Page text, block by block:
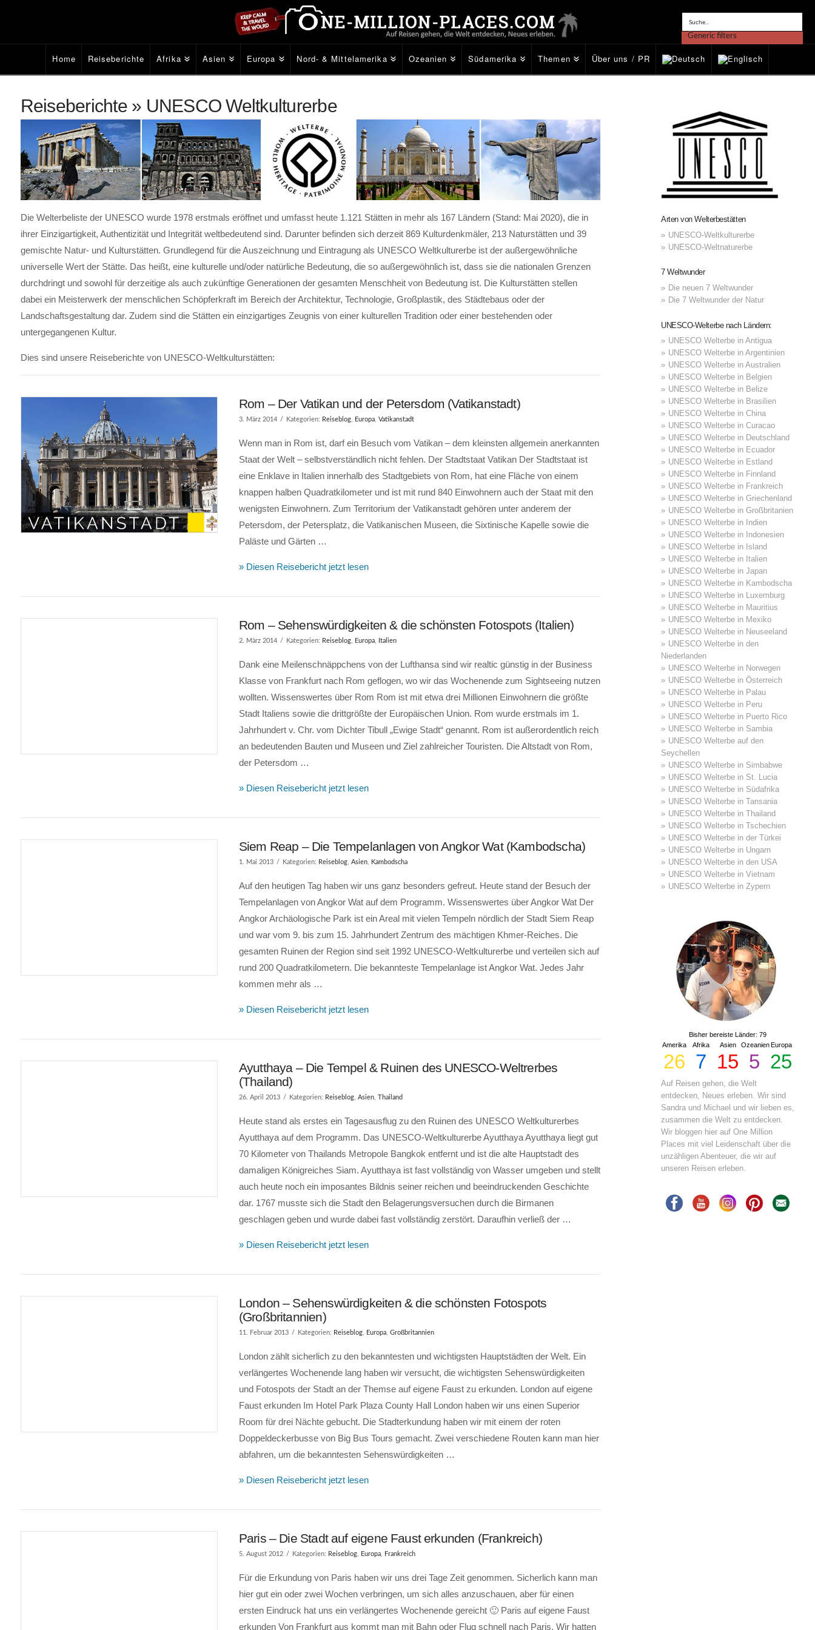
Generic filters
Exact matches only
Home Reiseberichte Afrika Asien Europa Nord- & Mittelamerika Ozeanien Südamerika Themen Über uns / PR
Reiseberichte » UNESCO Weltkulturerbe
Die Welterbeliste der UNESCO wurde 1978 erstmals eröffnet und umfasst heute 1.121 Stätten in mehr als 167 Ländern (Stand: Mai 2020), die in
ihrer Einzigartigkeit, Authentizität und Integrität weltbedeutend sind. Darunter befinden sich derzeit 869 Kulturdenkmäler, 213 Naturstätten und 39
gemischte Natur- und Kulturstätten. Grundlegend für die Auszeichnung und Eintragung als UNESCO Weltkulturerbe ist der außergewöhnliche
universelle Wert der Stätte. Das heißt, eine kulturelle und/oder natürliche Bedeutung, die so außergewöhnlich ist, dass sie die nationalen Grenzen
durchdringt und sowohl für derzeitige als auch zukünftige Generationen der gesamten Menschheit von Bedeutung ist. Die Kulturstätten stellen
dabei ein Meisterwerk der menschlichen Schöpferkraft im Bereich der Architektur, Technologie, Großplastik, des Städtebaus oder der
Landschaftsgestaltung dar. Zudem sind die Stätten ein einzigartiges Zeugnis von einer kulturellen Tradition oder einer bestehenden oder
untergegangenen Kultur.
Dies sind unsere Reiseberichte von UNESCO-Weltkulturstätten:
Rom – Der Vatikan und der Petersdom (Vatikanstadt)
3. März 2014 Kategorien: Reiseblog, Europa, Vatikanstadt
Wenn man in Rom ist, darf ein Besuch vom Vatikan – dem kleinsten allgemein anerkannten
Staat der Welt – selbstverständlich nicht fehlen. Der Stadtstaat Vatikan Der Stadtstaat ist
eine Enklave in Italien innerhalb des Stadtgebiets von Rom, hat eine Fläche von einem
knappen halben Quadratkilometer und ist mit rund 840 Einwohnern auch der Staat mit den
wenigsten Einwohnern. Zum Territorium der Vatikanstadt gehören unter anderem der
Petersdom, der Petersplatz, die Vatikanischen Museen, die Sixtinische Kapelle sowie die
Paläste und Gärten …
» Diesen Reisebericht jetzt lesen
Rom – Sehenswürdigkeiten & die schönsten Fotospots (Italien)
2. März 2014 Kategorien: Reiseblog, Europa, Italien
Dank eine Meilenschnäppchens von der Lufthansa sind wir realtic günstig in der Business
Klasse von Frankfurt nach Rom geflogen, wo wir das Wochenende zum Sightseeing nutzen
wollten. Wissenswertes über Rom Rom ist mit etwa drei Millionen Einwohnern die größte
Stadt Italiens sowie die drittgrößte der Europäischen Union. Rom wurde erstmals im 1.
Jahrhundert v. Chr. vom Dichter Tibull „Ewige Stadt“ genannt. Rom ist außerordentlich reich
an bedeutenden Bauten und Museen und Ziel zahlreicher Touristen. Die Altstadt von Rom,
der Petersdom …
» Diesen Reisebericht jetzt lesen
Siem Reap – Die Tempelanlagen von Angkor Wat (Kambodscha)
1. Mai 2013 Kategorien: Reiseblog, Asien, Kambodscha
Auf den heutigen Tag haben wir uns ganz besonders gefreut. Heute stand der Besuch der
Tempelanlagen von Angkor Wat auf dem Programm. Wissenswertes über Angkor Wat Der
Angkor Archäologische Park ist ein Areal mit vielen Tempeln nördlich der Stadt Siem Reap
und war vom 9. bis zum 15. Jahrhundert Zentrum des mächtigen Khmer-Reiches. Die
gesamten Ruinen der Region sind seit 1992 UNESCO-Weltkulturerbe und verteilen sich auf
rund 200 Quadratkilometern. Die bekannteste Tempelanlage ist Angkor Wat. Jedes Jahr
kommen mehr als …
» Diesen Reisebericht jetzt lesen
Ayutthaya – Die Tempel & Ruinen des UNESCO-Weltrerbes
(Thailand)
26. April 2013 Kategorien: Reiseblog, Asien, Thailand
Heute stand als erstes ein Tagesausflug zu den Ruinen des UNESCO Weltkulturerbes
Ayutthaya auf dem Programm. Das UNESCO-Weltkulturerbe Ayutthaya Ayutthaya liegt gut
70 Kilometer von Thailands Metropole Bangkok entfernt und ist die alte Hauptstadt des
damaligen Königreiches Siam. Ayutthaya ist fast vollständig von Wasser umgeben und stellt
auch heute noch ein imposantes Bildnis seiner reichen und beeindruckenden Geschichte
dar. 1767 musste sich die Stadt den Belagerungsversuchen durch die Birmanen
geschlagen geben und wurde dabei fast vollständig zerstört. Daraufhin verließ der …
» Diesen Reisebericht jetzt lesen
London – Sehenswürdigkeiten & die schönsten Fotospots
(Großbritannien)
11. Februar 2013 Kategorien: Reiseblog, Europa, Großbritannien
London zählt sicherlich zu den bekanntesten und wichtigsten Hauptstädten der Welt. Ein
verlängertes Wochenende lang haben wir versucht, die wichtigsten Sehenswürdigkeiten
und Fotospots der Stadt an der Themse auf eigene Faust zu erkunden. London auf eigene
Faust erkunden Im Hotel Park Plaza County Hall London haben wir uns einen Superior
Room für drei Nächte gebucht. Die Stadterkundung haben wir mit einem der roten
Doppeldeckerbusse von Big Bus Tours gemacht. Zwei verschiedene Routen kann man hier
abfahren, um die bekanntesten Sehenswürdigkeiten …
» Diesen Reisebericht jetzt lesen
Paris – Die Stadt auf eigene Faust erkunden (Frankreich)
5. August 2012 Kategorien: Reiseblog, Europa, Frankreich
Für die Erkundung von Paris haben wir uns drei Tage Zeit genommen. Sicherlich kann man
hier gut ein oder zwei Wochen verbringen, um sich alles anzuschauen, aber für einen
ersten Eindruck hat uns ein verlängertes Wochenende gereicht 🙂 Paris auf eigene Faust
erkunden Von Frankfurt aus kommt man mit Bahn oder Flug schnell nach Paris. Wir hatten
Arten von Welterbestätten
UNESCO-Weltkulturerbe
UNESCO-Weltnaturerbe
7 Weltwunder
Die neuen 7 Weltwunder
Die 7 Weltwunder der Natur
UNESCO-Welterbe nach Ländern:
UNESCO Welterbe in Antigua
UNESCO Welterbe in Argentinien
UNESCO Welterbe in Australien
UNESCO Welterbe in Belgien
UNESCO Welterbe in Belize
UNESCO Welterbe in Brasilien
UNESCO Welterbe in China
UNESCO Welterbe in Curacao
UNESCO Welterbe in Deutschland
UNESCO Welterbe in Ecuador
UNESCO Welterbe in Estland
UNESCO Welterbe in Finnland
UNESCO Welterbe in Frankreich
UNESCO Welterbe in Griechenland
UNESCO Welterbe in Großbritanien
UNESCO Welterbe in Indien
UNESCO Welterbe in Indonesien
UNESCO Welterbe in Island
UNESCO Welterbe in Italien
UNESCO Welterbe in Japan
UNESCO Welterbe in Kambodscha
UNESCO Welterbe in Luxemburg
UNESCO Welterbe in Mauritius
UNESCO Welterbe in Mexiko
UNESCO Welterbe in Neuseeland
UNESCO Welterbe in den
Niederlanden
UNESCO Welterbe in Norwegen
UNESCO Welterbe in Österreich
UNESCO Welterbe in Palau
UNESCO Welterbe in Peru
UNESCO Welterbe in Puerto Rico
UNESCO Welterbe in Sambia
UNESCO Welterbe auf den
Seychellen
UNESCO Welterbe in Simbabwe
UNESCO Welterbe in St. Lucia
UNESCO Welterbe in Südafrika
UNESCO Welterbe in Tansania
UNESCO Welterbe in Thailand
UNESCO Welterbe in Tschechien
UNESCO Welterbe in der Türkei
UNESCO Welterbe in Ungarn
UNESCO Welterbe in den USA
UNESCO Welterbe in Vietnam
UNESCO Welterbe in Zypern
Bisher bereiste Länder: 79
Amerika
26
Afrika
7
Asien
15
Ozeanien
5
Europa
25
Auf Reisen gehen, die Welt
entdecken, Neues erleben. Wir sind
Sandra und Michael und wir lieben es,
zusammen die Welt zu entdecken.
Wir bloggen hier auf One Million
Places mit viel Leidenschaft über die
unzähligen Abenteuer, die wir auf
unseren Reisen erleben.